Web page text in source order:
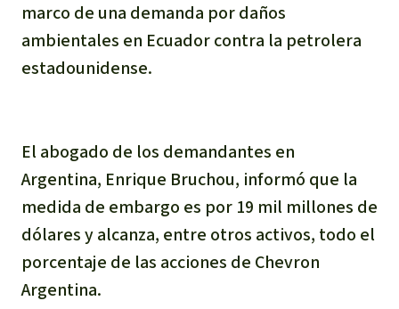
marco de una demanda por daños
ambientales en Ecuador contra la petrolera
estadounidense.
El abogado de los demandantes en
Argentina, Enrique Bruchou, informó que la
medida de embargo es por 19 mil millones de
dólares y alcanza, entre otros activos, todo el
porcentaje de las acciones de Chevron
Argentina.